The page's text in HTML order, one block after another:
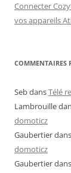
Connecter
vos appareils
COMMENTAIRES
SebdansTélé
Lambrouille
domoticz
Gaubertierdans
domoticz
Gaubertierdans